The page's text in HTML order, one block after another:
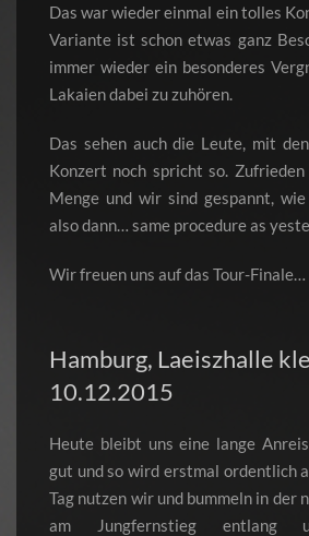
Das war wieder einmal ein tolles
Variante ist schon etwas ganz
immer wieder ein besonderes
Lakaien dabei zu zuhören.
Das sehen auch die Leute, mit
Konzert noch spricht so.
Menge und wir sind gespannt,
also dann… same procedure as
Wir freuen uns auf das Tour-
Hamburg, Laeiszhalle
10.12.2015
Heute bleibt uns eine lange
gut und so wird erstmal ordentlich
Tag nutzen wir und bummeln in der
am Jungfernstieg entlang